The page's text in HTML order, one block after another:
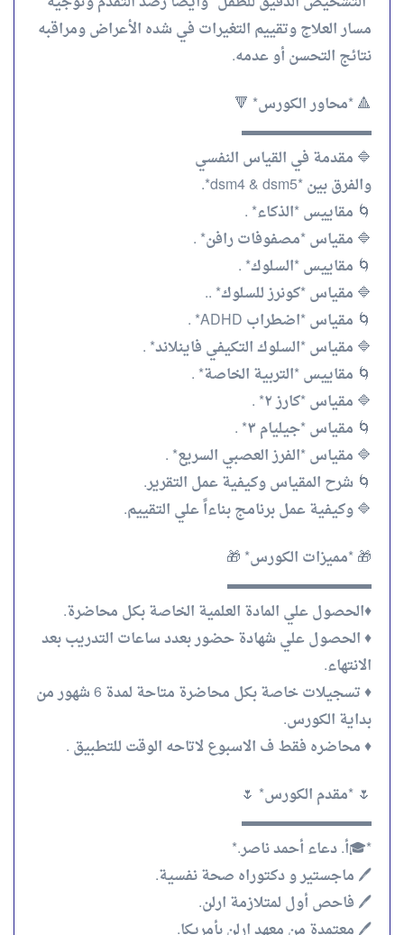
مسار العلاج وتقييم التغيرات في شده الأعراض ومراقبه
نتائج التحسن أو عدمه.
🔺 *محاور الكورس* 🔻
▬▬▬▬▬▬▬▬▬
🔷 مقدمة في القياس النفسي
والفرق بين *dsm4 & dsm5*.
🌀 مقاييس *الذكاء* .
🔷 مقياس *مصفوفات رافن* .
🌀 مقاييس *السلوك* .
🔷 مقياس *كونرز للسلوك* ..
🌀 مقياس *اضطراب ADHD* .
🔷 مقياس *السلوك التكيفي فاينلاند* .
🌀 مقاييس *التربية الخاصة* .
🔷 مقياس *كارز ٢* .
🌀 مقياس *جيليام ٣* .
🔷 مقياس *الفرز العصبي السريع* .
🌀 شرح المقياس وكيفية عمل التقرير.
🔷 وكيفية عمل برنامج بناءاً علي التقييم.
🎁 *مميزات الكورس* 🎁
▬▬▬▬▬▬▬▬▬▬
♦️الحصول علي المادة العلمية الخاصة بكل محاضرة.
♦️ الحصول علي شهادة حضور بعدد ساعات التدريب بعد
الانتهاء.
♦️ تسجيلات خاصة بكل محاضرة متاحة لمدة 6 شهور من
بداية الكورس.
♦️ محاضره فقط ف الاسبوع لاتاحه الوقت للتطبيق .
🌷 *مقدم الكورس* 🌷
▬▬▬▬▬▬▬▬▬
*🎓أ. دعاء أحمد ناصر.*
🖊️ ماجستير و دكتوراه صحة نفسية.
🖊️ فاحص أول لمتلازمة ارلن.